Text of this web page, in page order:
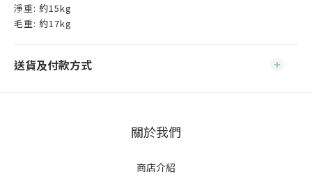
淨重: 約15kg
毛重: 約17kg
送貨及付款方式
關於我們
商店介紹